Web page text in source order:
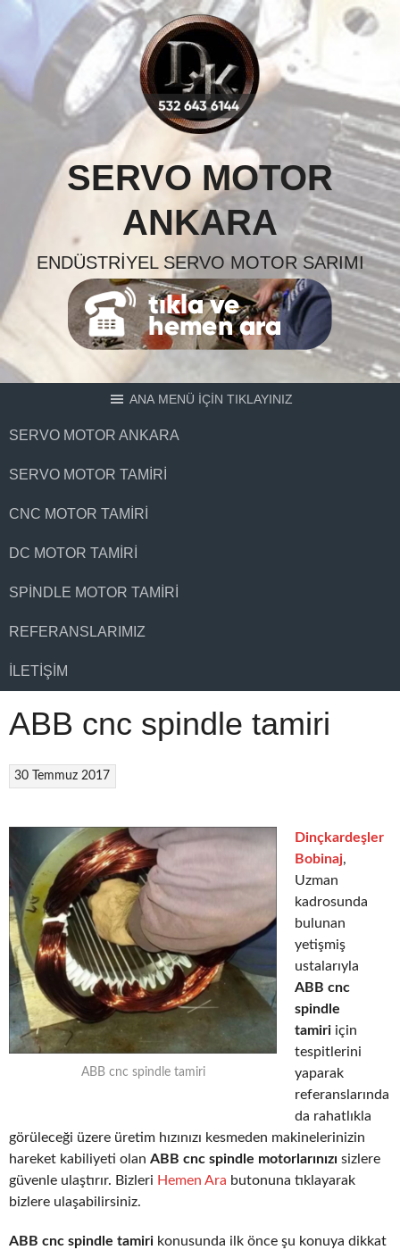
Skip
content
SERVO MOTOR
ANKARA
ENDÜSTRIYEL SERVO MOTOR SARIMI
ANA MENÜ İÇİN TIKLAYINIZ
SERVO MOTOR ANKARA
SERVO MOTOR TAMIRI
CNC MOTOR TAMIRI
DC MOTOR TAMIRI
SPINDLE MOTOR TAMIRI
REFERANSLARIMIZ
İLETIŞIM
ABB cnc spindle tamiri
30 Temmuz 2017
ABB cnc spindle tamiri
Dinçkardeşler
Bobinaj,
Uzman
kadrosunda
bulunan
yetişmiş
ustalarıyla
ABB cnc
spindle
tamiri için
tespitlerini
yaparak
referanslarında
da rahatlıkla
görüleceği üzere üretim hızınızı kesmeden makinelerinizin
hareket kabiliyeti olan ABB cnc spindle motorlarınızı sizlere
güvenle ulaştırır. Bizleri Hemen Ara butonuna tıklayarak
bizlere ulaşabilirsiniz.
ABB cnc spindle tamiri konusunda ilk önce şu konuya dikkat